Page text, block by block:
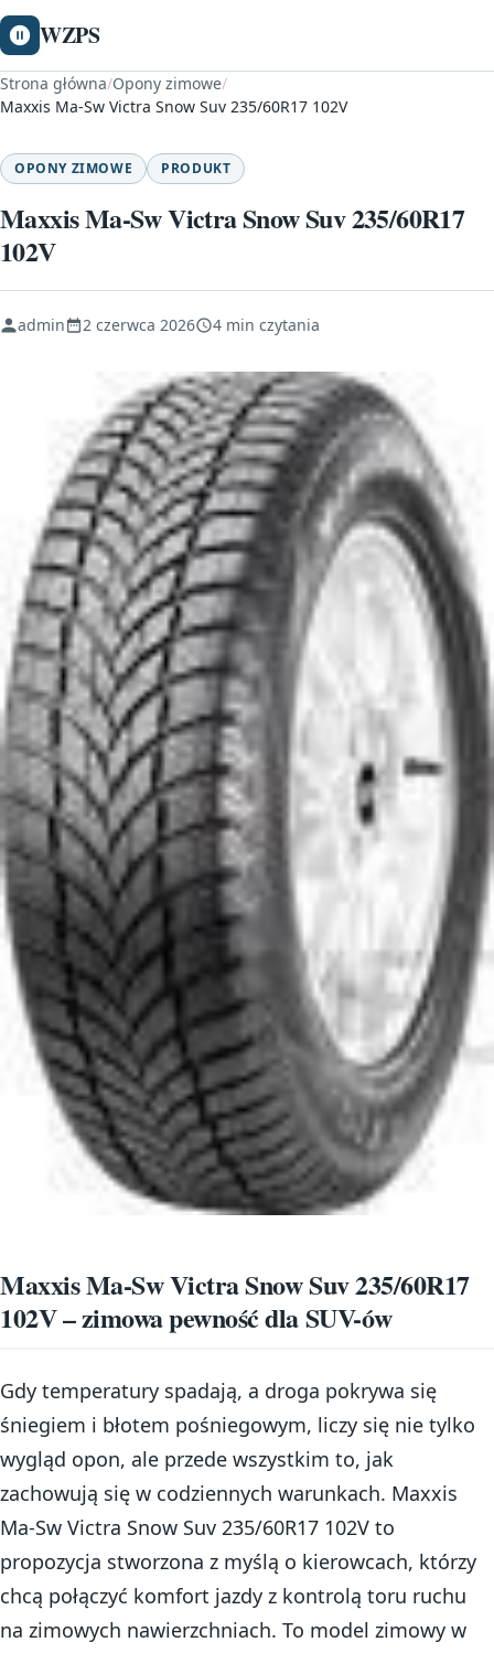
WZPS
Strona główna/Opony zimowe/
Maxxis Ma-Sw Victra Snow Suv 235/60R17 102V
OPONY ZIMOWE PRODUKT
Maxxis Ma-Sw Victra Snow Suv 235/60R17
102V
admin 2 czerwca 2026 4 min czytania
Maxxis Ma-Sw Victra Snow Suv 235/60R17
102V – zimowa pewność dla SUV-ów
Gdy temperatury spadają, a droga pokrywa się
śniegiem i błotem pośniegowym, liczy się nie tylko
wygląd opon, ale przede wszystkim to, jak
zachowują się w codziennych warunkach. Maxxis
Ma-Sw Victra Snow Suv 235/60R17 102V to
propozycja stworzona z myślą o kierowcach, którzy
chcą połączyć komfort jazdy z kontrolą toru ruchu
na zimowych nawierzchniach. To model zimowy w